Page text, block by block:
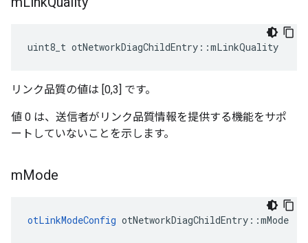
uint8_t otNetworkDiagChildEntry ::mLinkQuality
リンク品質の値は [0,3] です。
値 0 は、送信者がリンク品質情報を提供する機能をサポ
ートしていないことを示します。
mMode
otLinkModeConfig otNetworkDiagChildEntry ::mMode